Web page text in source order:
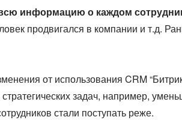
информацию о каждом
продвигался в компании и т.д.
от использования CRM
задач, например,
стали поступать реже.